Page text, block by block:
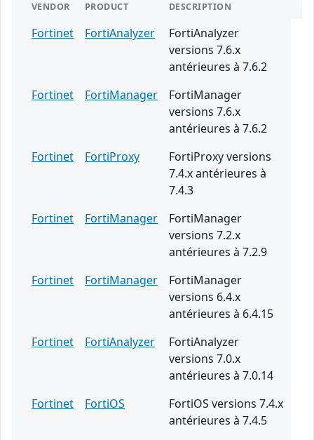
VENDOR PRODUCT DESCRIPTION
Fortinet FortiAnalyzer
FortiAnalyzer
versions 7.6.x
antérieures à 7.6.2
Fortinet
FortiManager
FortiManager
versions 7.6.x
antérieures à 7.6.2
Fortinet
FortiProxy
FortiProxy versions
7.4.x antérieures à
7.4.3
Fortinet
FortiManager
FortiManager
versions 7.2.x
antérieures à 7.2.9
Fortinet
FortiManager
FortiManager
versions 6.4.x
antérieures à 6.4.15
Fortinet
FortiAnalyzer
FortiAnalyzer
versions 7.0.x
antérieures à 7.0.14
Fortinet
FortiOS
FortiOS versions 7.4.x
antérieures à 7.4.5